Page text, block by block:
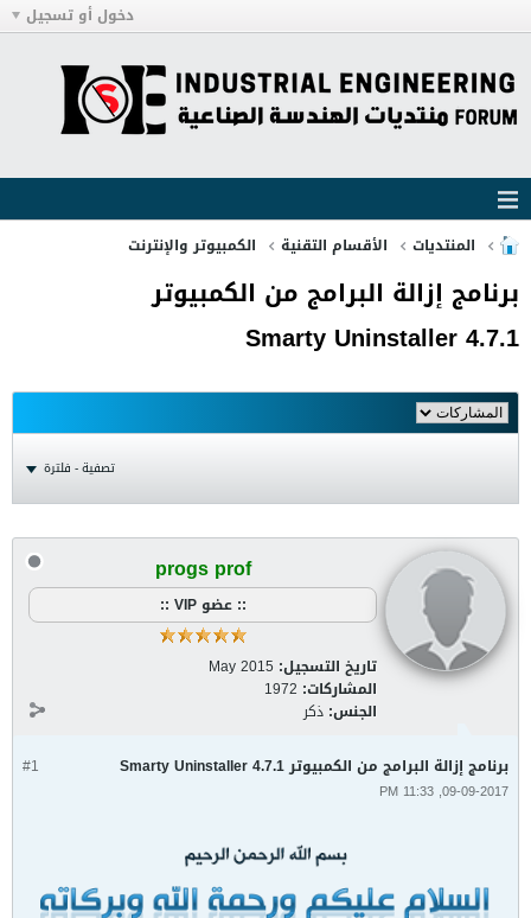
دخول أو تسجيل
المنتديات الأقسام التقنية الكمبيوتر والإنترنت
برنامج إزالة البرامج من الكمبيوتر
Smarty Uninstaller 4.7.1
تصفية - فلترة
progs prof
:: عضو VIP ::
تاريخ التسجيل: May 2015
المشاركات: 1972
الجنس: ذكر
#1 برنامج إزالة البرامج من الكمبيوتر Smarty Uninstaller 4.7.1
09-09-2017, 11:33 PM